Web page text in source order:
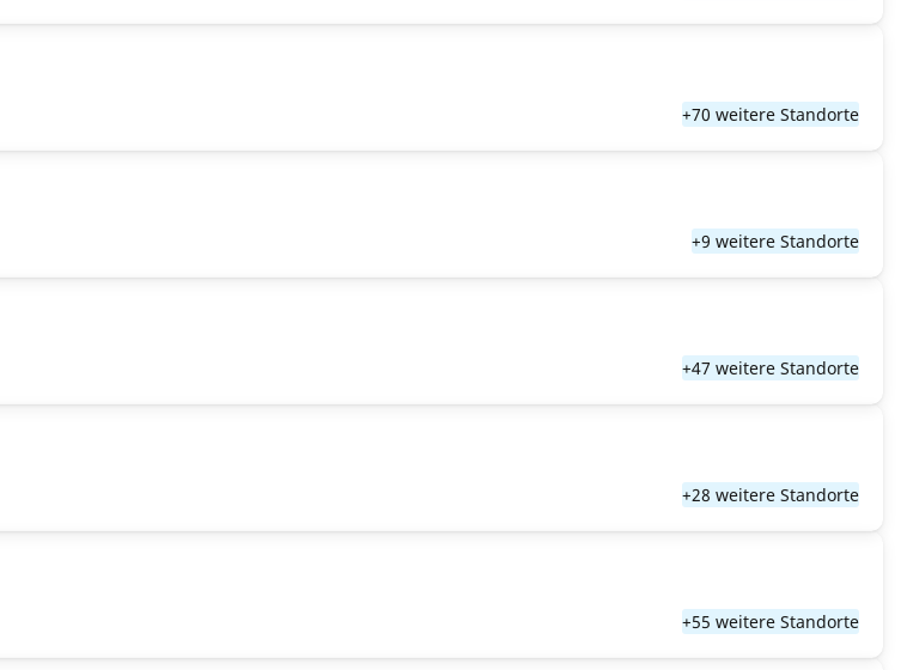
+70 weitere Standorte
+9 weitere Standorte
+47 weitere Standorte
+28 weitere Standorte
+55 weitere Standorte